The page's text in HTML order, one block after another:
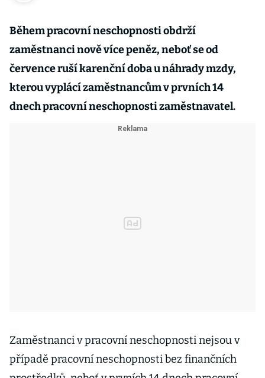
Během pracovní neschopnosti obdrží
zaměstnanci nově více peněz, neboť se od
července ruší karenční doba u náhrady mzdy,
kterou vyplácí zaměstnancům v prvních 14
dnech pracovní neschopnosti zaměstnavatel.
Zaměstnanci v pracovní neschopnosti nejsou v
případě pracovní neschopnosti bez finančních